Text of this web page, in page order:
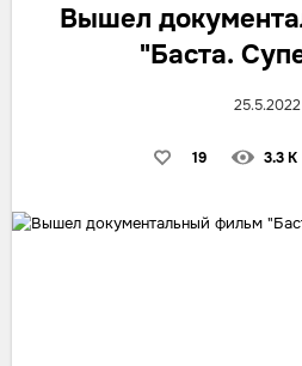
Вышел
"Баста.
25.5.2022
19 3.3 K